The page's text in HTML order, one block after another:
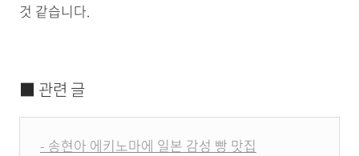
것 같습니다.
■ 관련 글
- 송현아 에키노마에 일본 감성 빵 맛집